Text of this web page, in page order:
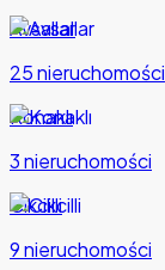
Avsallar
25 nieruchomości
Konaklı
3 nieruchomości
Cikcilli
9 nieruchomości